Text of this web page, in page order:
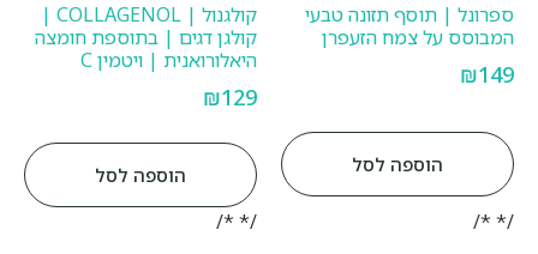
ספרונל | תוסף תזונה טבעי
המבוסס על צמח הזעפרן
₪149
הוספה לסל
/* */
קולגנול | COLLAGENOL |
קולגן דגים | בתוספת חומצה
היאלורואנית | ויטמין C
₪129
הוספה לסל
/* */